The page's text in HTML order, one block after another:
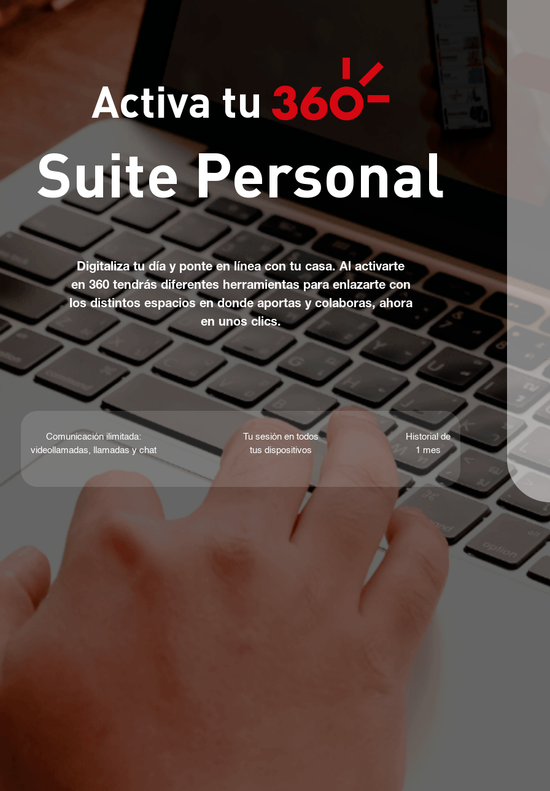
Activa tu
Suite Personal
Digitaliza tu día y ponte en línea con tu casa. Al activarte
en 360 tendrás diferentes herramientas para enlazarte con
los distintos espacios en donde aportas y colaboras, ahora
en unos clics.
Comunicación ilimitada:
videollamadas, llamadas y chat
Tu sesión en todos
tus dispositivos
Historial de
1 mes